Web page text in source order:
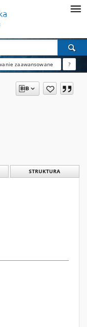
zaawansowane ?
STRUKTURA